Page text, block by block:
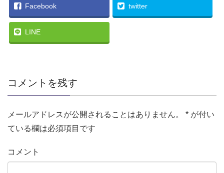
Facebook twitter
LINE
コメントを残す
メールアドレスが公開されることはありません。 * が付い
ている欄は必須項目です
コメント